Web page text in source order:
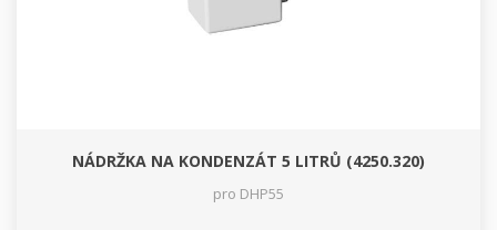
NÁDRŽKA NA KONDENZÁT 5 LITRŮ (4250.320)
pro DHP55